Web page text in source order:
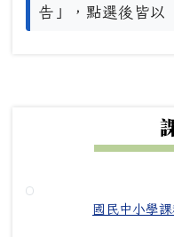
告」，點選後皆以
國民中小學